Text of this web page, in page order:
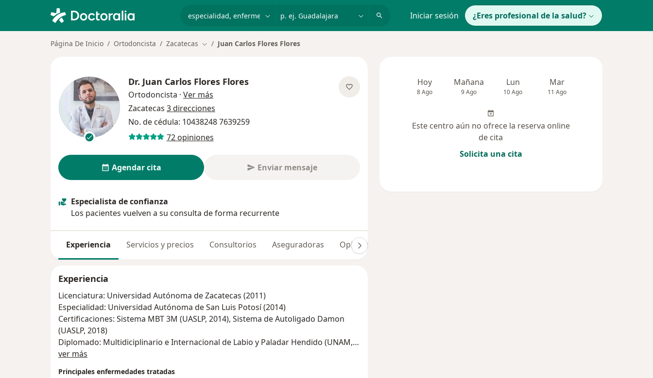
Iniciar sesión ¿Eres profesional de la salud?
Página De Inicio Ortodoncista Zacatecas Cambiar de ciudad
Juan Carlos Flores Flores
Dr. Juan Carlos Flores Flores
Ortodoncista · Ver más
Zacatecas 3 direcciones
No. de cédula: 10438248 7639259
72 opiniones
Agendar cita Enviar mensaje
Especialista de confianza
Los pacientes vuelven a su consulta de forma recurrente
Experiencia Servicios y precios Consultorios Aseguradoras Opiniones (72)
Experiencia
Licenciatura: Universidad Autónoma de Zacatecas (2011)
Especialidad: Universidad Autónoma de San Luis Potosí (2014)
Certificaciones: Sistema MBT 3M (UASLP, 2014), Sistema de Autoligado Damon
(UASLP, 2018)
Diplomado: Multidiciplinario e Internacional de Labio y Paladar Hendido (UNAM,
2024)
ver más
Principales enfermedades tratadas
Hoy
8 Ago
Mañana
9 Ago
Lun
10 Ago
Mar
11 Ago
Este centro aún no ofrece la reserva online
de cita
Solicita una cita